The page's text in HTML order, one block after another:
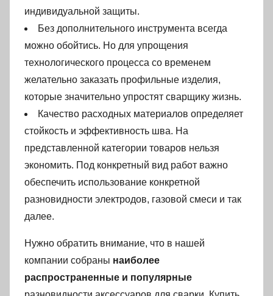
индивидуальной защиты.
Без дополнительного инструмента всегда
можно обойтись. Но для упрощения
технологического процесса со временем
желательно заказать профильные изделия,
которые значительно упростят сварщику жизнь.
Качество расходных материалов определяет
стойкость и эффективность шва. На
представленной категории товаров нельзя
экономить. Под конкретный вид работ важно
обеспечить использование конкретной
разновидности электродов, газовой смеси и так
далее.
Нужно обратить внимание, что в нашей
компании собраны наиболее
распространенные и популярные